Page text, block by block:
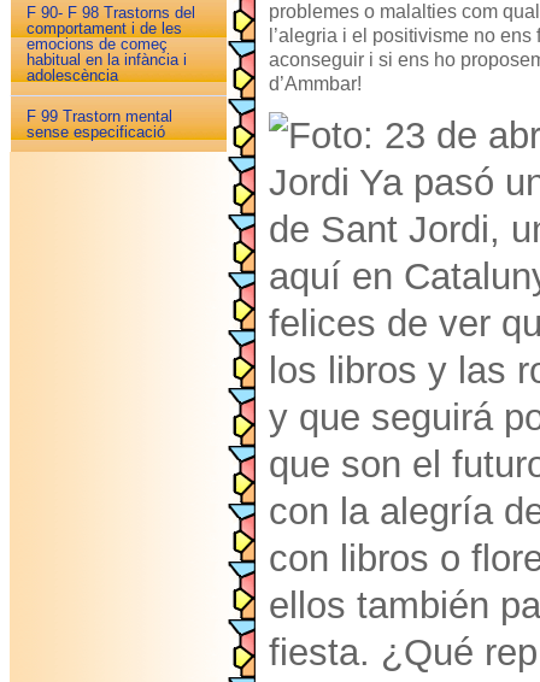
F 90- F 98 Trastorns del
comportament i de les
emocions de começ
habitual en la infància i
adolescència
F 99 Trastorn mental
sense especificació
problemes o malalties com
l’alegria i el positivisme no
aconseguir i si ens ho
d’Ammbar!